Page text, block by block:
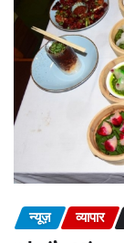
न्यूज़ व्यापार